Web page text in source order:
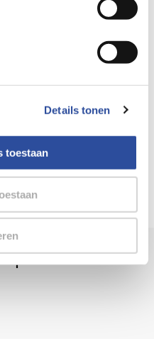
Details tonen
toestaan
online.
hand
specialist